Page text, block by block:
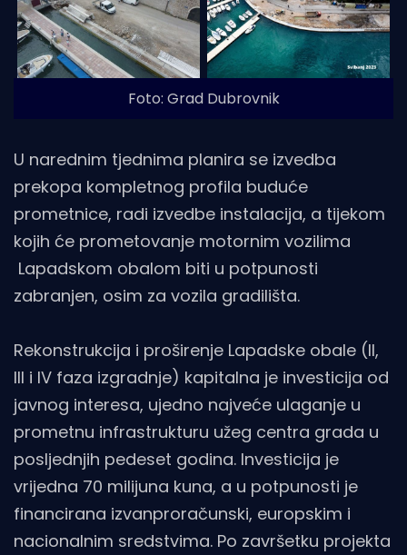
Foto: Grad Dubrovnik
U narednim tjednima planira se izvedba
prekopa kompletnog profila buduće
prometnice, radi izvedbe instalacija, a tijekom
kojih će prometovanje motornim vozilima
Lapadskom obalom biti u potpunosti
zabranjen, osim za vozila gradilišta.
Rekonstrukcija i proširenje Lapadske obale (II,
III i IV faza izgradnje) kapitalna je investicija od
javnog interesa, ujedno najveće ulaganje u
prometnu infrastrukturu užeg centra grada u
posljednjih pedeset godina. Investicija je
vrijedna 70 milijuna kuna, a u potpunosti je
financirana izvanproračunski, europskim i
nacionalnim sredstvima. Po završetku projekta